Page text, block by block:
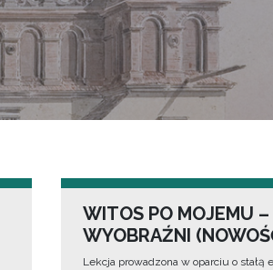
WITOS PO MOJEMU
WYOBRAŹNI
Lekcja prowadzona w oparciu o